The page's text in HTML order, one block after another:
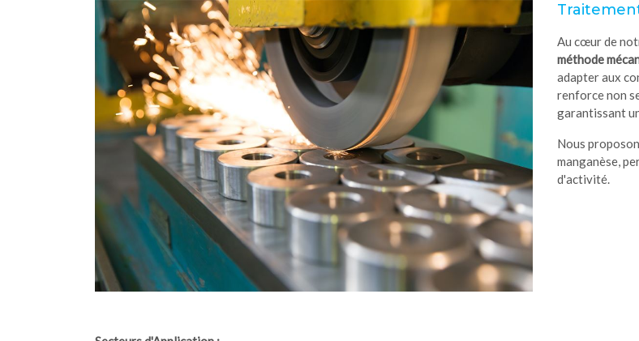
Au cœur de
méthode
adapter aux
renforce non
garantissant
Nous
manganèse,
d'activité.